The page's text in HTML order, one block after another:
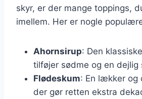
skyr, er der mange toppings,
imellem. Her er nogle
Ahornsirup: Den
tilføjer sødme og en dejlig
Flødeskum: En lækker og
der gør retten ekstra